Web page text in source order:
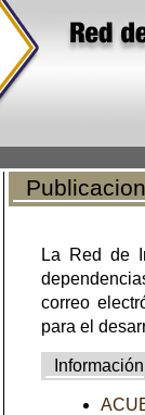
La Red de
correo
para el
Información